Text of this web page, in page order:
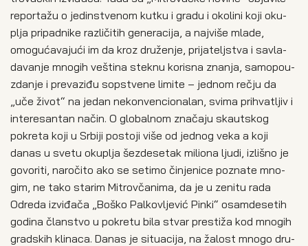
repor­ta­žu o jedin­stve­nom kut­ku i gra­du i oko­li­ni koji oku­
plja pri­pa­d­nike raz­li­či­tih gene­ra­ci­ja, a naj­vi­še mla­de,
omogućavajući im da kroz dru­že­nje, pri­ja­telj­stva i savla­
da­va­nje mno­gih vešti­na stek­nu kori­sna zna­nja, samo­po­u­
zda­nje i pre­va­zi­đu sop­stve­ne limi­te – jed­nom reč­ju da
„uče život“ na jedan nekon­ven­ci­o­na­lan, svi­ma pri­hva­tljiv i
inte­re­san­tan način. O glo­bal­nom zna­ča­ju ska­ut­skog
pokre­ta koji u Srbi­ji posto­ji više od jed­nog veka a koji
danas u sve­tu oku­plja šezde­se­tak milio­na ljudi, izli­šno je
govo­ri­ti, naro­či­to ako se seti­mo činje­ni­ce pozna­te mno­
gim, ne tako sta­rim Mitrov­ča­ni­ma, da je u zeni­tu rada
Odre­da izvi­đa­ča „Boško Pal­ko­vlje­vić Pin­ki“ osam­de­se­tih
godi­na član­stvo u pokre­tu bila stvar pre­sti­ža kod mno­gih
grad­skih kli­na­ca. Danas je situ­a­ci­ja, na žalost mno­go dru­